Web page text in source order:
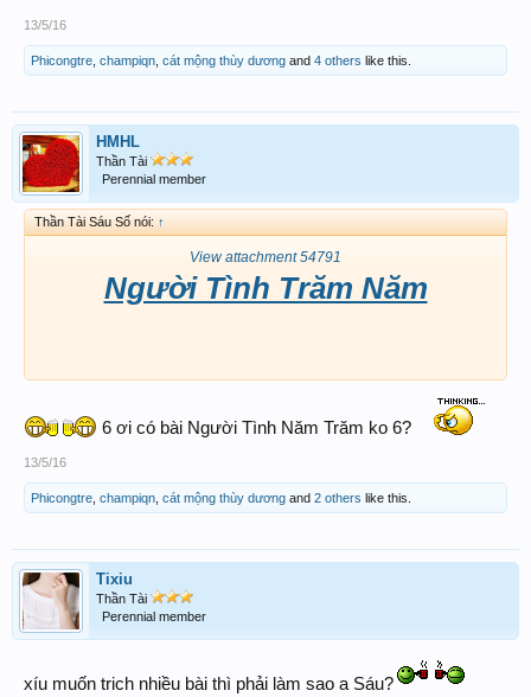
13/5/16
Phicongtre champiqn cát mộng thùy dương and 4 others like this.
HMHL
Thần Tài
Perennial member
Thần Tài Sáu Số nói: ↑
View attachment 54791
Người Tình Trăm Năm
6 ơi có bài Người Tình Năm Trăm ko 6?
13/5/16
Phicongtre champiqn cát mộng thùy dương and 2 others like this.
Tixiu
Thần Tài
Perennial member
xíu muốn trich nhiều bài thì phải làm sao a Sáu?